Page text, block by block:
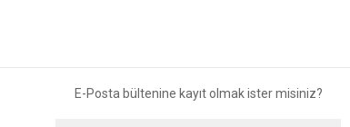
E-Posta bültenine kayıt olmak ister misiniz?